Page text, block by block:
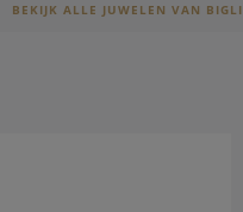
BEKIJK ALLE JUWELEN VAN BIGLI